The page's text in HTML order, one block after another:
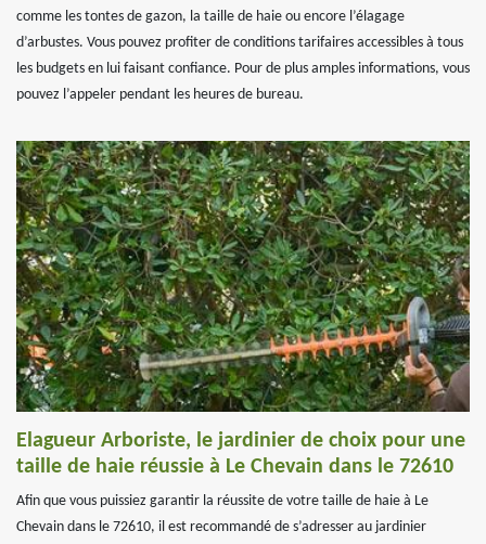
comme les tontes de gazon, la taille de haie ou encore l’élagage
d’arbustes. Vous pouvez profiter de conditions tarifaires accessibles à tous
les budgets en lui faisant confiance. Pour de plus amples informations, vous
pouvez l’appeler pendant les heures de bureau.
Elagueur Arboriste, le jardinier de choix pour une
taille de haie réussie à Le Chevain dans le 72610
Afin que vous puissiez garantir la réussite de votre taille de haie à Le
Chevain dans le 72610, il est recommandé de s’adresser au jardinier